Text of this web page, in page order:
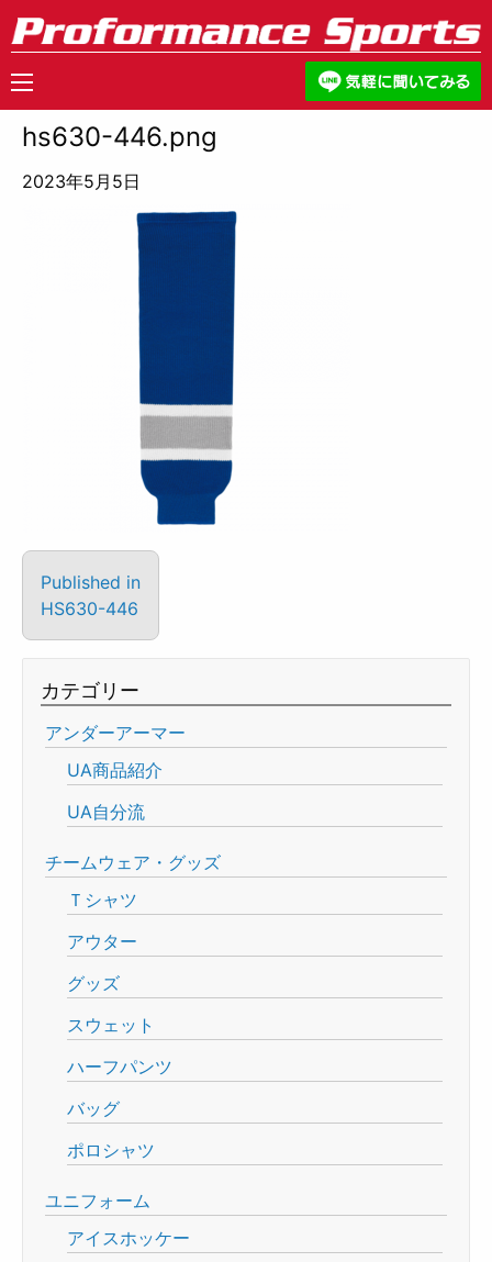
hs630-446.png
2023年5月5日
Published in
HS630-446
カテゴリー
アンダーアーマー
UA商品紹介
UA自分流
チームウェア・グッズ
Ｔシャツ
アウター
グッズ
スウェット
ハーフパンツ
バッグ
ポロシャツ
ユニフォーム
アイスホッケー